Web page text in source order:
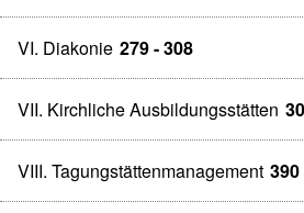
VI. Diakonie 279 - 308
VII. Kirchliche Ausbildungsstätten
VIII. Tagungstättenmanagement 390